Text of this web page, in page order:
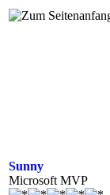
Sunny
Microsoft MVP